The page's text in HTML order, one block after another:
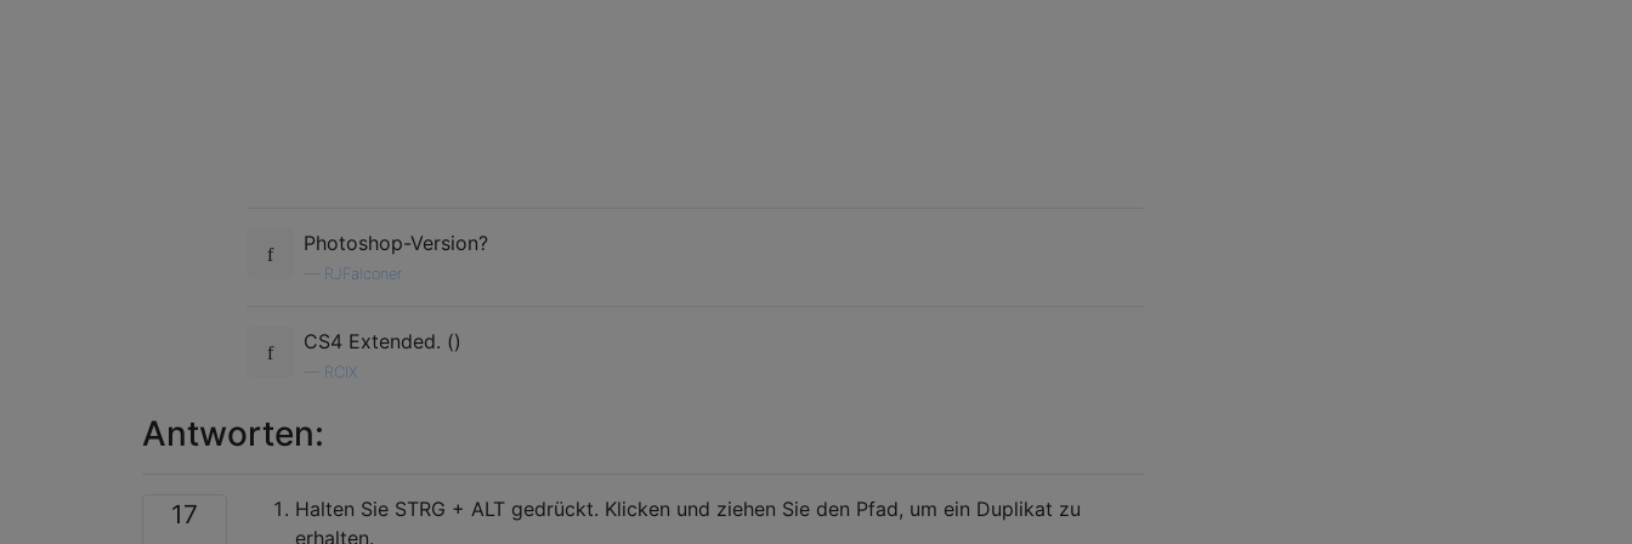
Photoshop-Version?
RJFalconer
CS4 Extended. ()
RCIX
Antworten:
17
Halten Sie STRG + ALT gedrückt. Klicken und ziehen Sie den Pfad, um ein Duplikat zu
erhalten.